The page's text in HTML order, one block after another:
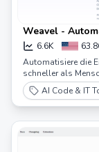
Weavel -
6.6K
Automatisiere die
schneller als
AI Code & IT